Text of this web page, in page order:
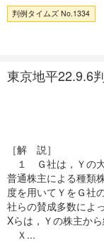
判例タイムズ No.1334
東京地平22.9.6
［解 説］
１ Ｇ社は，Ｙの大
普通株主による種類
度を用いてＹをＧ社
社らの賛成多数によ
Xらは，Ｙの株主から
Ｘ...